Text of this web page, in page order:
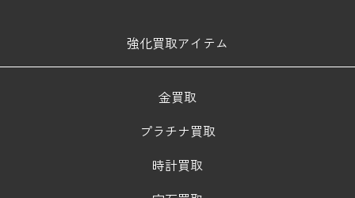
強化買取アイテム
金買取
プラチナ買取
時計買取